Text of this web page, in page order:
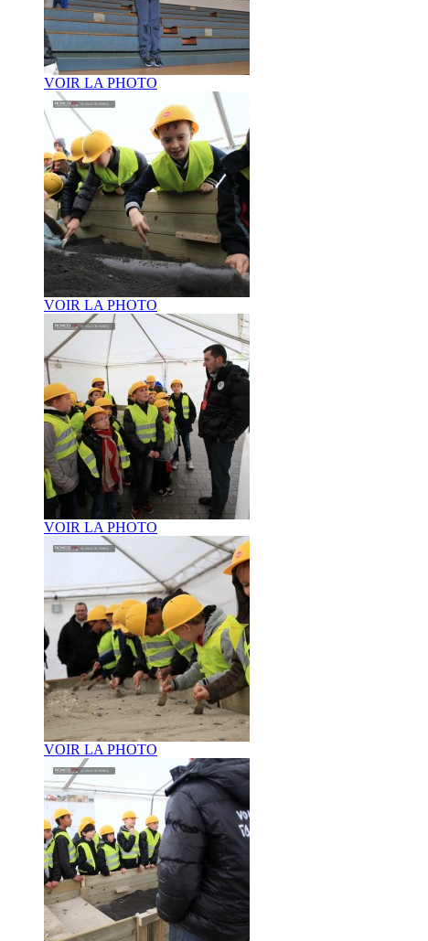
VOIR LA PHOTO
VOIR LA PHOTO
VOIR LA PHOTO
VOIR LA PHOTO